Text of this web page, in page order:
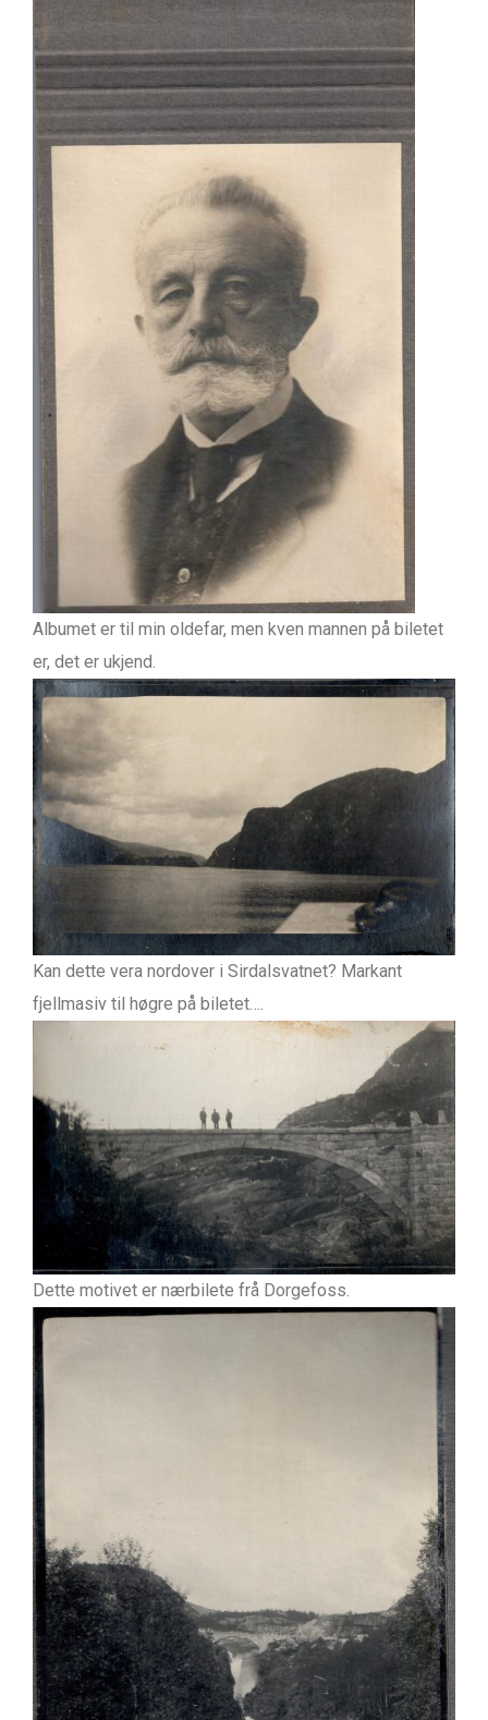
Albumet er til min oldefar, men kven mannen på biletet
er, det er ukjend.
Kan dette vera nordover i Sirdalsvatnet? Markant
fjellmasiv til høgre på biletet….
Dette motivet er nærbilete frå Dorgefoss.